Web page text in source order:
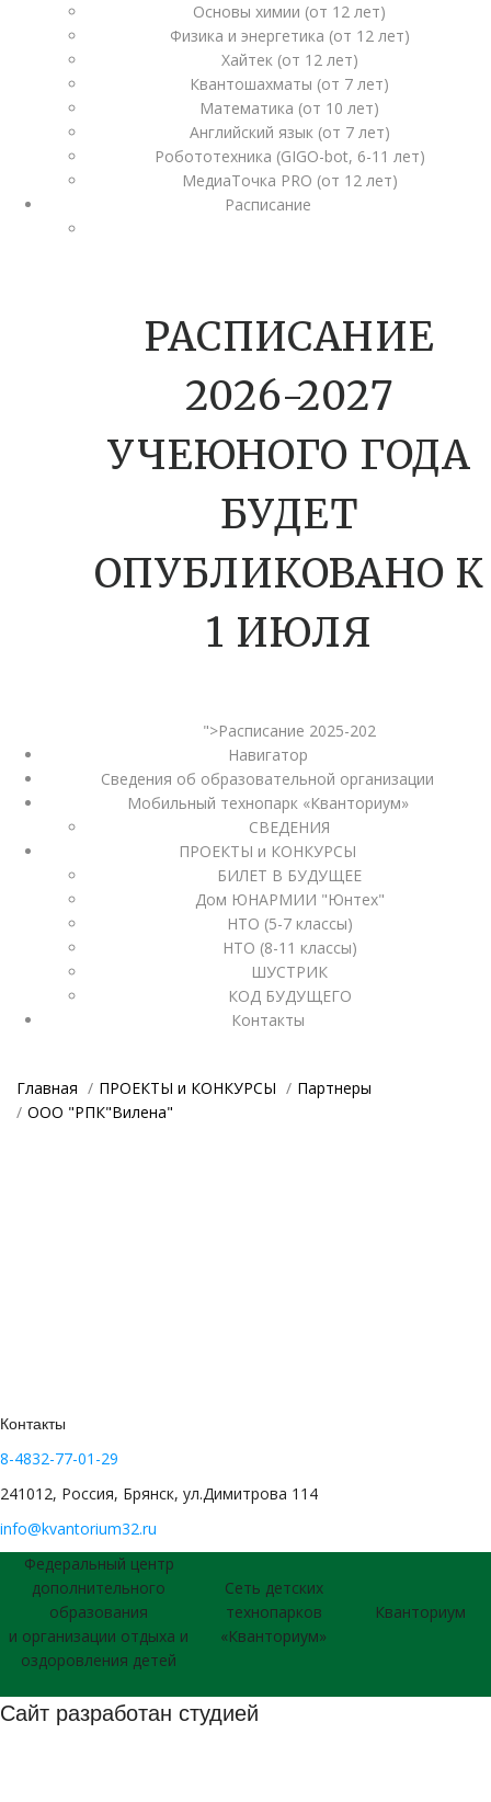
Основы химии (от 12 лет)
Физика и энергетика (от 12 лет)
Хайтек (от 12 лет)
Квантошахматы (от 7 лет)
Математика (от 10 лет)
Английский язык (от 7 лет)
Робототехника (GIGO-bot, 6-11 лет)
МедиаТочка PRO (от 12 лет)
Расписание
РАСПИСАНИЕ
2026-2027
УЧЕЮНОГО ГОДА
БУДЕТ
ОПУБЛИКОВАНО К
1 ИЮЛЯ
">Расписание 2025-202
Навигатор
Сведения об образовательной организации
Мобильный технопарк «Кванториум»
СВЕДЕНИЯ
ПРОЕКТЫ и КОНКУРСЫ
БИЛЕТ В БУДУЩЕЕ
Дом ЮНАРМИИ "Юнтех"
НТО (5-7 классы)
НТО (8-11 классы)
ШУСТРИК
КОД БУДУЩЕГО
Контакты
Главная ПРОЕКТЫ и КОНКУРСЫ
Партнеры
ООО "РПК"Вилена"
Контакты
8-4832-77-01-29
241012, Россия, Брянск, ул.Димитрова 114
info@kvantorium32.ru
Федеральный центр
дополнительного
образования
и организации отдыха и
оздоровления детей
Сеть детских
технопарков
«Кванториум»
Кванториум
Сайт разработан студией